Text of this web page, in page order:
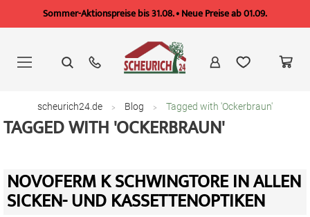
Sommer-Aktionspreise bis 31.08. • Neue Preise ab 01.09.
springen
scheurich24.de Blog Tagged with 'Ockerbraun'
TAGGED WITH 'OCKERBRAUN'
NOVOFERM K SCHWINGTORE IN ALLEN
SICKEN- UND KASSETTENOPTIKEN